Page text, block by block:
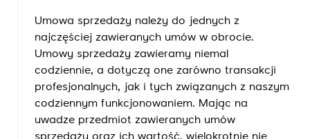
Umowa sprzedaży należy do jednych z
najczęściej zawieranych umów w obrocie.
Umowy sprzedaży zawieramy niemal
codziennie, a dotyczą one zarówno transakcji
profesjonalnych, jak i tych związanych z naszym
codziennym funkcjonowaniem. Mając na
uwadze przedmiot zawieranych umów